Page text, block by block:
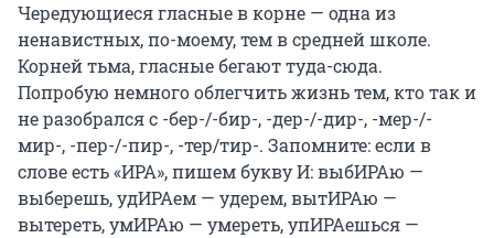
Чередующиеся гласные в корне — одна из
ненавистных, по-моему, тем в средней школе.
Корней тьма, гласные бегают туда-сюда.
Попробую немного облегчить жизнь тем, кто так и
не разобрался с -бер-/-бир-, -дер-/-дир-, -мер-/-
мир-, -пер-/-пир-, -тер/тир-. Запомните: если в
слове есть «ИРА», пишем букву И: выбИРАю —
выберешь, удИРАем — удерем, вытИРАю —
вытереть, умИРАю — умереть, упИРАешься —